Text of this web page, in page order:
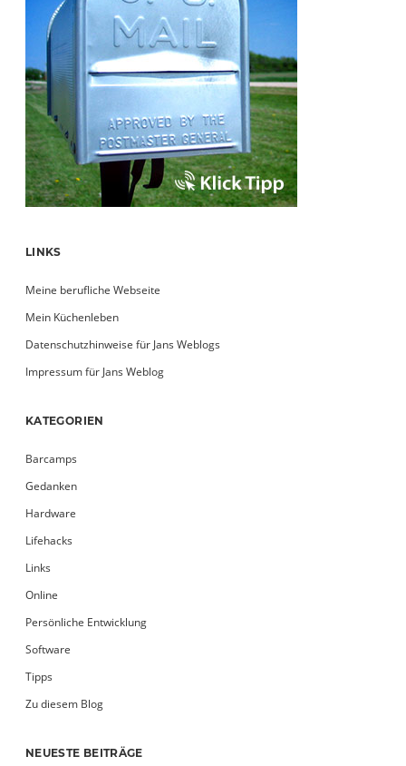
LINKS
Meine berufliche Webseite
Mein Küchenleben
Datenschutzhinweise für Jans Weblogs
Impressum für Jans Weblog
KATEGORIEN
Barcamps
Gedanken
Hardware
Lifehacks
Links
Online
Persönliche Entwicklung
Software
Tipps
Zu diesem Blog
NEUESTE BEITRÄGE